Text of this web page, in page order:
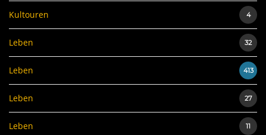
Kultouren 4
Leben 32
Leben 413
Leben 27
Leben 11